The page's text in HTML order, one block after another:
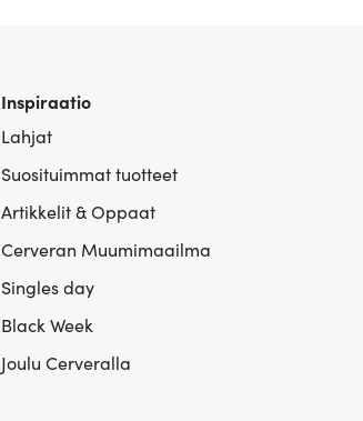
Inspiraatio
Lahjat
Suosituimmat tuotteet
Artikkelit & Oppaat
Cerveran Muumimaailma
Singles day
Black Week
Joulu Cerveralla